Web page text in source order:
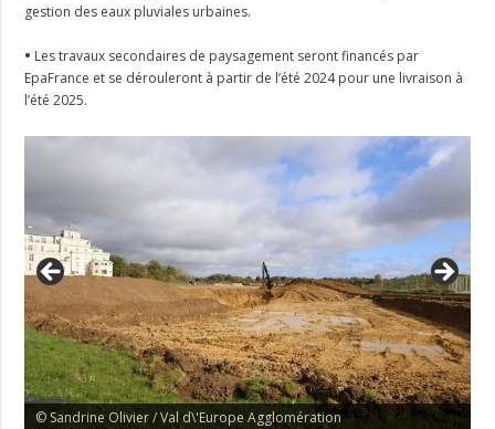
gestion des eaux pluviales urbaines.
• Les travaux secondaires de paysagement seront financés par
EpaFrance et se dérouleront à partir de l’été 2024 pour une livraison à
l’été 2025.
© Sandrine Olivier / Val d\'Europe Agglomération